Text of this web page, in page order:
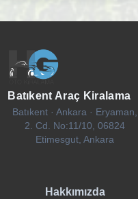
Batıkent Araç Kiralama
Batıkent · Ankara · Eryaman,
2. Cd. No:11/10, 06824
Etimesgut, Ankara
Hakkımızda